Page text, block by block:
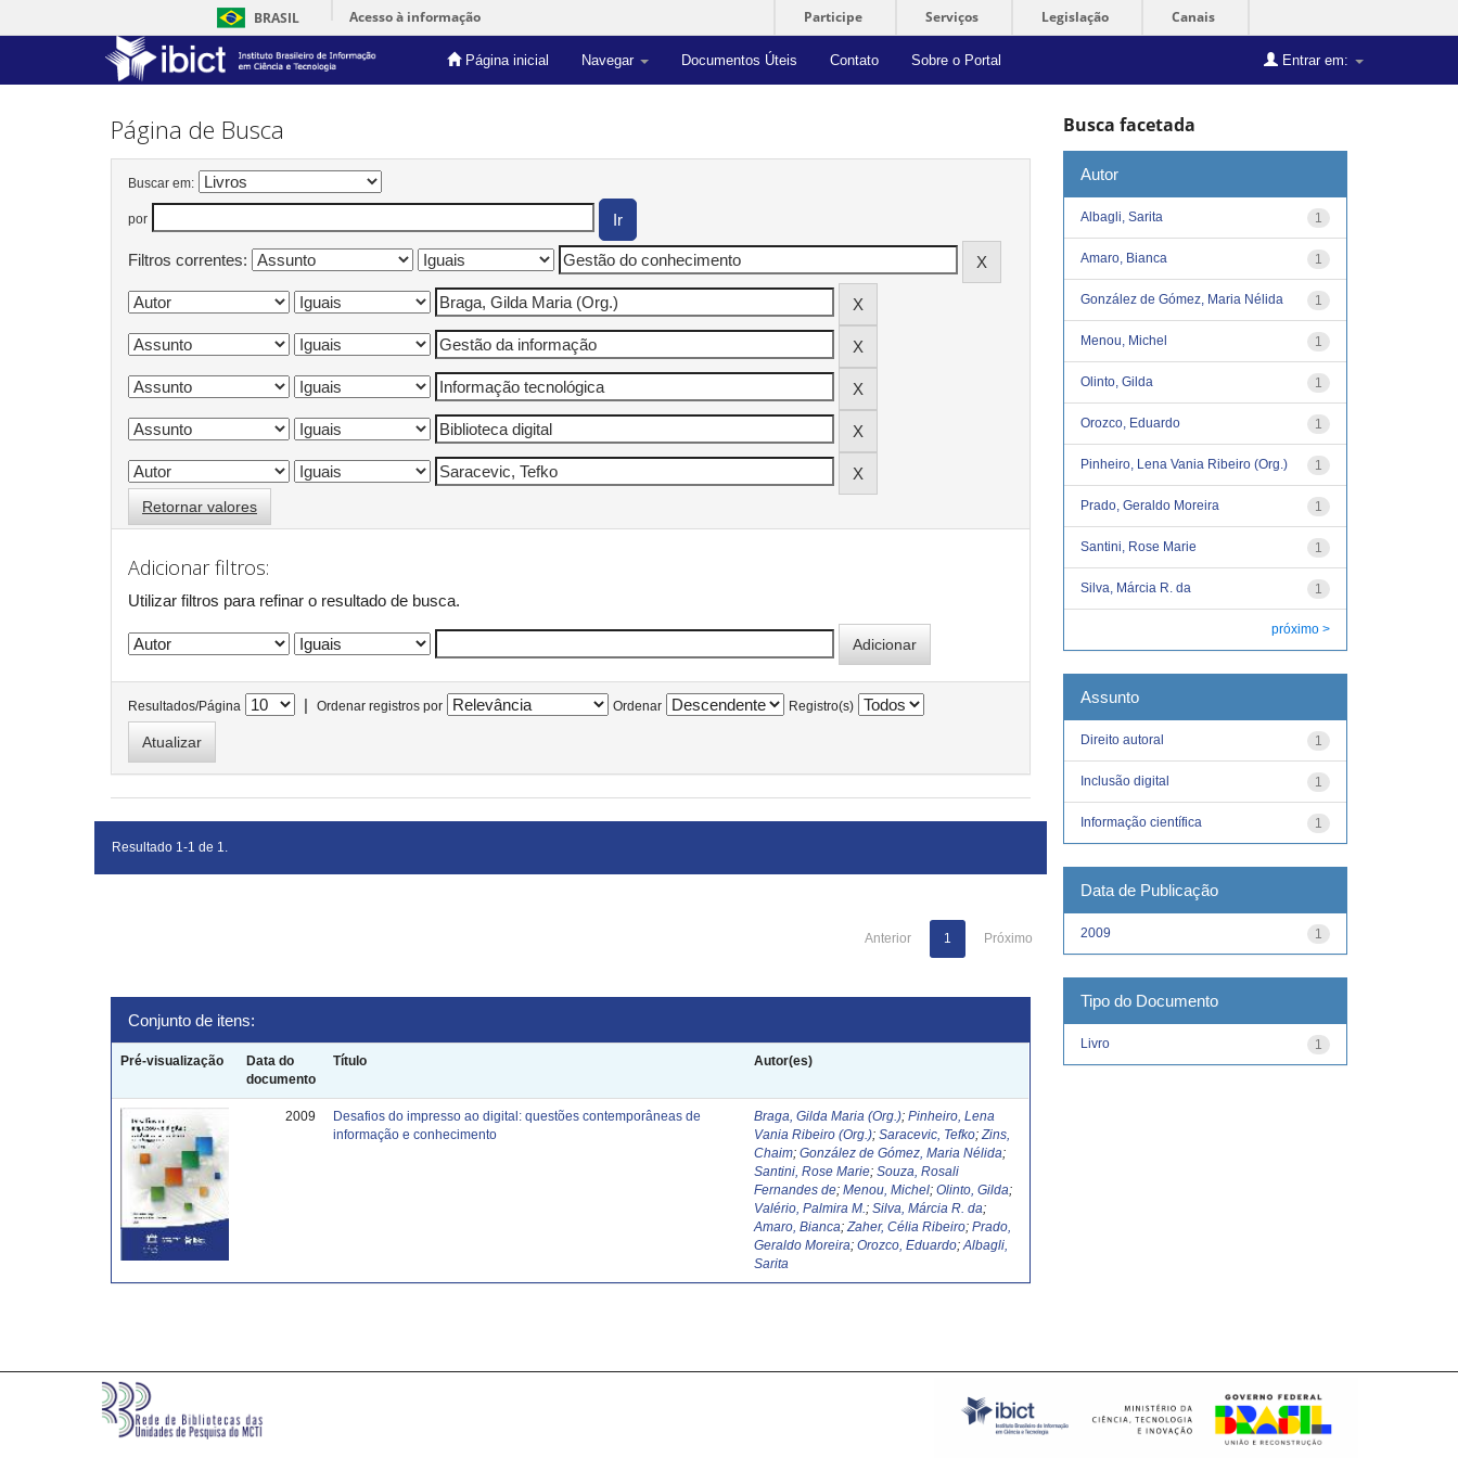
BRASIL Acesso à informação Participe Serviços Legislação Canais
Página inicial Navegar Documentos Úteis Contato Sobre o Portal Entrar em:
Skip
Página de Busca
Buscar em:
por
Filtros correntes:
Retornar valores
Adicionar filtros:
Utilizar filtros para refinar o resultado de busca.
Resultados/Página | Ordenar registros por Ordenar Registro(s)
Resultado 1-1 de 1.
Anterior 1 Próximo
Conjunto de itens:
Pré-visualização
Data do
documento
Título Autor(es)
2009
Desafios do impresso ao digital: questões contemporâneas de
informação e conhecimento
Braga, Gilda Maria (Org.);Pinheiro, Lena
Vania Ribeiro (Org.);Saracevic, Tefko;Zins,
Chaim;González de Gómez, Maria Nélida;
Santini, Rose Marie;Souza, Rosali
Fernandes de;Menou, Michel;Olinto, Gilda;
Valério, Palmira M. ;Silva, Márcia R. da;
Amaro, Bianca;Zaher, Célia Ribeiro;Prado,
Geraldo Moreira;Orozco, Eduardo;Albagli,
Sarita
Busca facetada
Autor
1
Albagli, Sarita
1
Amaro, Bianca
1
González de Gómez, Maria Nélida
1
Menou, Michel
1
Olinto, Gilda
1
Orozco, Eduardo
1
Pinheiro, Lena Vania Ribeiro (Org.)
1
Prado, Geraldo Moreira
1
Santini, Rose Marie
1
Silva, Márcia R. da
próximo >
Assunto
1
Direito autoral
1
Inclusão digital
1
Informação científica
Data de Publicação
1
2009
Tipo do Documento
1
Livro